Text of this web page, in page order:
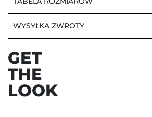
WYSYŁKA ZWROTY
GET
THE
LOOK